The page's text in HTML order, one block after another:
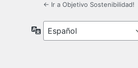
← Ir a Objetivo Sostenibilidad!
Idioma